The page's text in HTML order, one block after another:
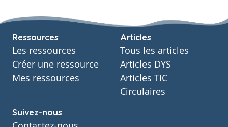
Ressources
Les ressources
Créer une ressource
Mes ressources
Articles
Tous les articles
Articles DYS
Articles TIC
Circulaires
Suivez-nous